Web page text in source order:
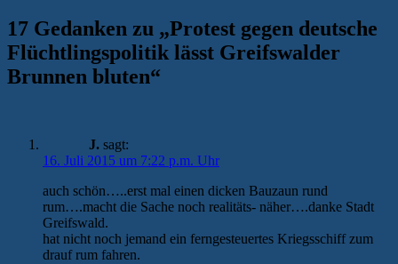
17 Gedanken zu „Protest gegen deutsche
Flüchtlingspolitik lässt Greifswalder
Brunnen bluten“
J. sagt:
16. Juli 2015 um 7:22 p.m. Uhr
auch schön…..erst mal einen dicken Bauzaun rund
rum….macht die Sache noch realitäts- näher….danke Stadt
Greifswald.
hat nicht noch jemand ein ferngesteuertes Kriegsschiff zum
drauf rum fahren.